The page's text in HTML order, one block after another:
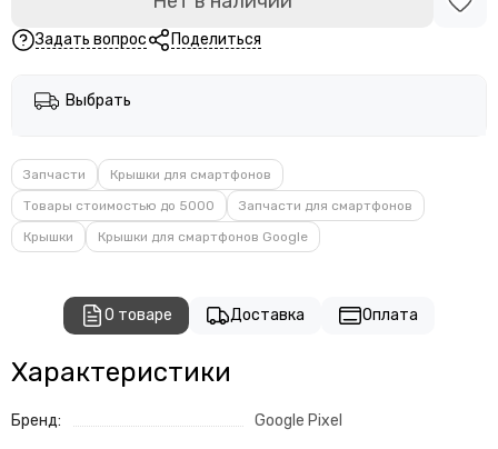
Задать вопрос Поделиться
Выбрать
Запчасти
Крышки для смартфонов
Товары стоимостью до 5000
Запчасти для смартфонов
Крышки
Крышки для смартфонов Google
О товаре Доставка Оплата
Характеристики
Бренд: Google Pixel